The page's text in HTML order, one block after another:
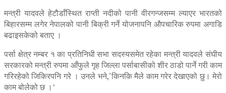
मन्त्री यादवले हेटौडाँस्थित राप्ती नदीको पानी वीरगन्जसम्म ल्याएर भारतको
बिहारसम्म लगेर नेपालको पानी बिक्री गर्ने योजनापनि औपचारिक रुपमा अगाडि
बढाइसकेको बताए ।
पर्सा क्षेत्र नम्बर १ का प्रतिनिधी सभा सदस्यसमेत रहेका मन्त्री यादवले संघीय
सरकारको मन्त्री रुपमा आँफुले गृह जिल्ला पर्साबासीको शीर ठाडो पार्ने गरी काम
गरिरहेको जिकिरपनि गरे । उनले भने,‘किनकि मैले काम गरेर देखाएको छु। मेरो
काम बोलेको छ ।’